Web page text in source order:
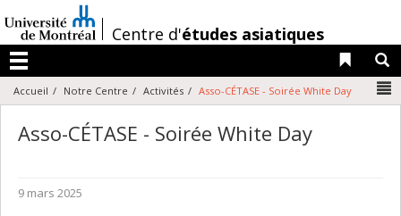
au
contenu
/
Centre d'études asiatiques
Menu
Liens
Accueil Notre Centre Activités Asso-CÉTASE - Soirée White Day
Asso-CÉTASE - Soirée White Day
9 mars 2025